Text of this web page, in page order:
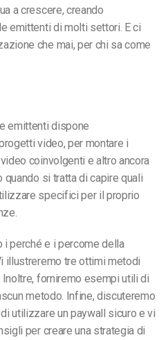
a crescere, creando
emittenti di molti settori. E ci
che mai, per chi sa come
emittenti dispone
video, per montare i
coinvolgenti e altro ancora
si tratta di capire quali
specifici per il proprio
i perché e i percome della
illustreremo tre ottimi metodi
forniremo esempi utili di
metodo. Infine, discuteremo
utilizzare un paywall sicuro e vi
per creare una strategia di